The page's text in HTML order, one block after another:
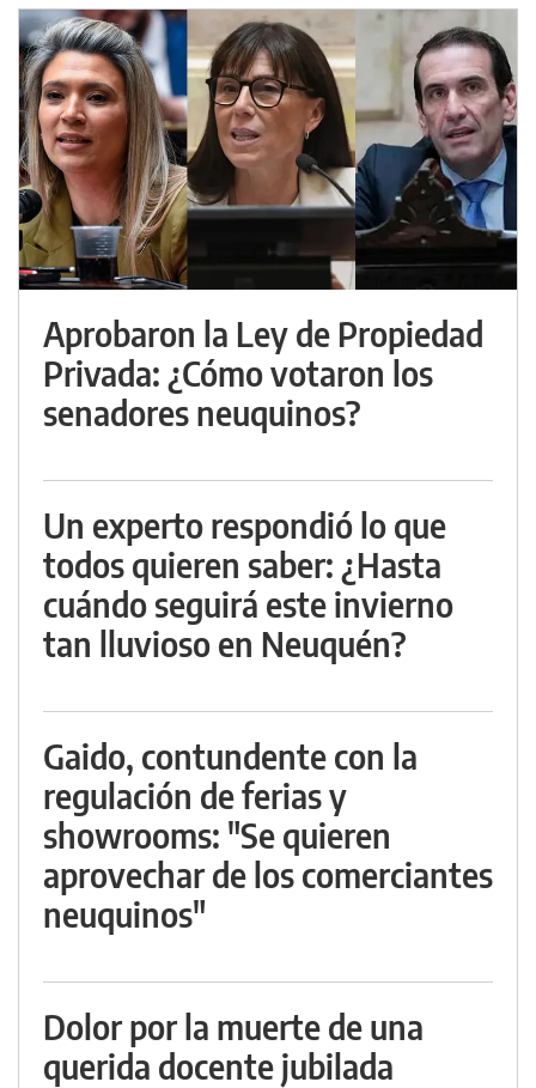
Aprobaron la Ley de Propiedad
Privada: ¿Cómo votaron los
senadores neuquinos?
Un experto respondió lo que
todos quieren saber: ¿Hasta
cuándo seguirá este invierno
tan lluvioso en Neuquén?
Gaido, contundente con la
regulación de ferias y
showrooms: "Se quieren
aprovechar de los comerciantes
neuquinos"
Dolor por la muerte de una
querida docente jubilada